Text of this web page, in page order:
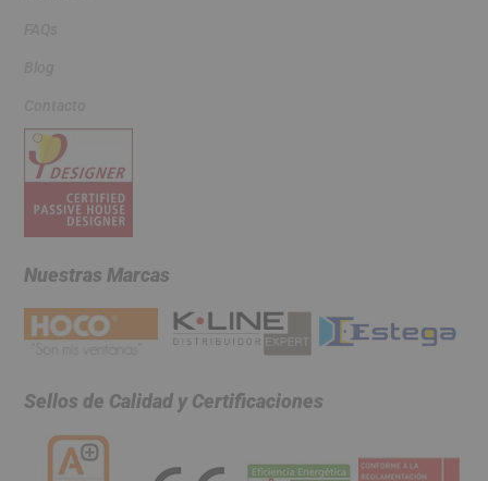
Nuestras Marcas
Sellos de Calidad y Certificaciones